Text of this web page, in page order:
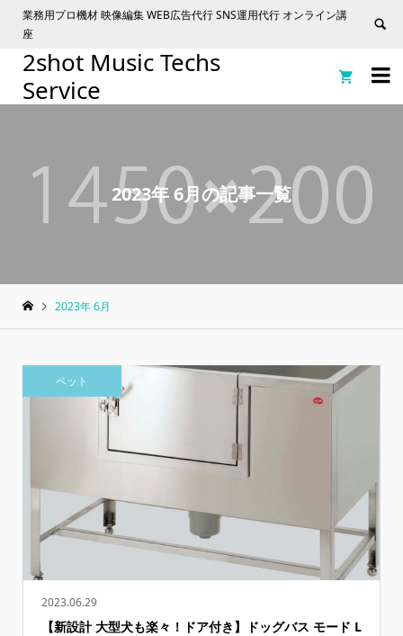
業務用プロ機材 映像編集 WEB広告代行 SNS運用代行 オンライン講
座

2shot Music Techs
Service

2023年 6月の記事一覧
2023年 6月
2023.06.29
【新設計 大型犬も楽々！ドア付き】ドッグバス モード L
ペット